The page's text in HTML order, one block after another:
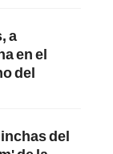
a
en el
del
del